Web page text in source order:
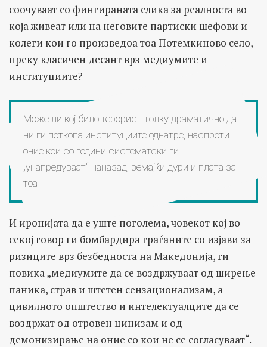
соочуваат со фингираната слика за реалноста во
која живеат или на неговите партиски шефови и
колеги кои го произведоа тоа Потемкиново село,
преку класичен десант врз медиумите и
институциите?
Може ли кој било терорист толку драматично да
ни ги поткопа институциите однатре, наспроти
оние кои со години систематски ги
„унапредуваат“ наназад, земајќи дури и плата за
тоа
И иронијата да е уште поголема, човекот кој во
секој говор ги бомбардира граѓаните со изјави за
ризиците врз безбедноста на Македонија, ги
повика „медиумите да се воздржуваат од ширење
паника, страв и штетен сензационализам, а
цивилното општество и интелектуалците да се
воздржат од отровен цинизам и од
демонизирање на оние со кои не се согласуваат“.